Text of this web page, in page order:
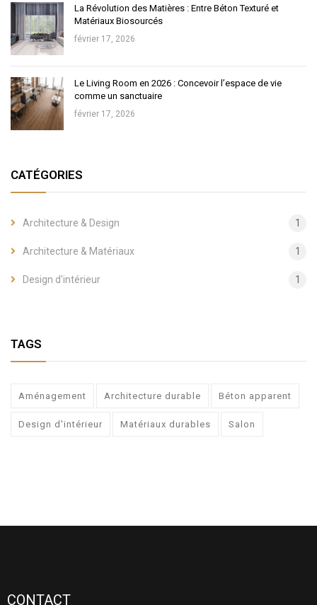
La Révolution des Matières : Entre Béton Texturé et
Matériaux Biosourcés
février 17, 2026
Le Living Room en 2026 : Concevoir l’espace de vie
comme un sanctuaire
février 17, 2026
CATÉGORIES
Architecture & Design 1
Architecture & Matériaux 1
Design d'intérieur 1
TAGS
Aménagement Architecture durable Béton apparent
Design d'intérieur Matériaux durables Salon
CONTACT